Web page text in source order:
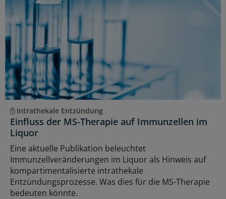
Intrathekale Entzündung
Einfluss der MS-Therapie auf Immunzellen im
Liquor
Eine aktuelle Publikation beleuchtet
Immunzellveränderungen im Liquor als Hinweis auf
kompartimentalisierte intrathekale
Entzündungsprozesse. Was dies für die MS-Therapie
bedeuten könnte.